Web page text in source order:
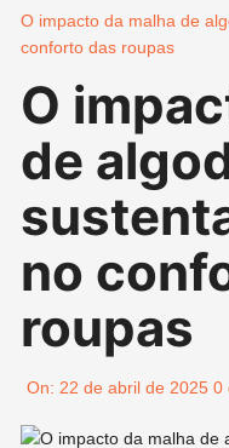
O impacto da malha de
conforto das roupas
O
de
no
roupas
On:22 de abril de 2025 0